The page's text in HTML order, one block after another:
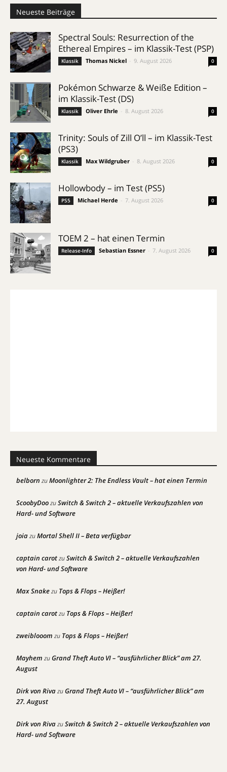
Neueste Beiträge
Spectral Souls: Resurrection of the
Ethereal Empires – im Klassik-Test (PSP)
Klassik Thomas Nickel 9. August 2026 0
Pokémon Schwarze & Weiße Edition –
im Klassik-Test (DS)
Klassik Oliver Ehrle 8. August 2026 0
Trinity: Souls of Zill O’ll – im Klassik-Test
(PS3)
Klassik Max Wildgruber 8. August 2026 0
Hollowbody – im Test (PS5)
PS5 Michael Herde 7. August 2026 0
TOEM 2 – hat einen Termin
Release-Info Sebastian Essner 7. August 2026 0
Neueste Kommentare
belborn zuMoonlighter 2: The Endless Vault – hat einen Termin
ScoobyDoozuSwitch & Switch 2 – aktuelle Verkaufszahlen von
Hard- und Software
joiazuMortal Shell II – Beta verfügbar
captain carotzuSwitch & Switch 2 – aktuelle Verkaufszahlen
von Hard- und Software
Max Snakezu Tops & Flops – Heißer!
captain carotzu Tops & Flops – Heißer!
zweiblooom zu Tops & Flops – Heißer!
Mayhem zuGrand Theft Auto VI – “ausführlicher Blick” am 27.
August
Dirk von RivazuGrand Theft Auto VI – “ausführlicher Blick” am
27. August
Dirk von RivazuSwitch & Switch 2 – aktuelle Verkaufszahlen von
Hard- und Software